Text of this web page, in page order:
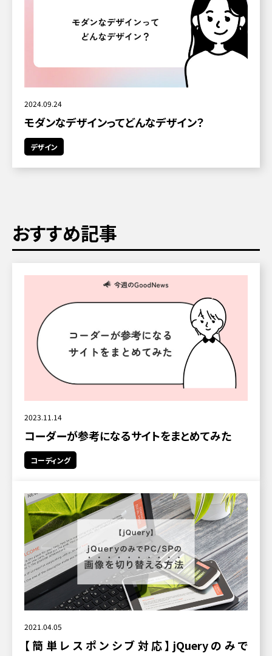
2024.09.24
モダンなデザインってどんなデザイン？
デザイン
おすすめ記事
2023.11.14
コーダーが参考になるサイトをまとめてみた
コーディング
2021.04.05
【簡単レスポンシブ対応】jQueryのみで